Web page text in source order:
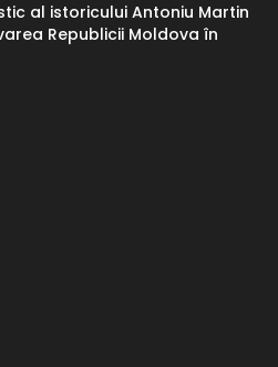
al istoricului Antoniu Martin
Republicii Moldova în